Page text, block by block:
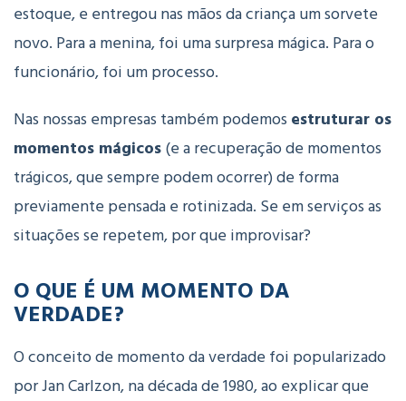
estoque, e entregou nas mãos da criança um sorvete
novo. Para a menina, foi uma surpresa mágica. Para o
funcionário, foi um processo.
Nas nossas empresas também podemos estruturar os
momentos mágicos(e a recuperação de momentos
trágicos, que sempre podem ocorrer) de forma
previamente pensada e rotinizada. Se em serviços as
situações se repetem, por que improvisar?
O QUE É UM MOMENTO DA
VERDADE?
O conceito de momento da verdade foi popularizado
porJan Carlzon, na década de 1980, ao explicar que